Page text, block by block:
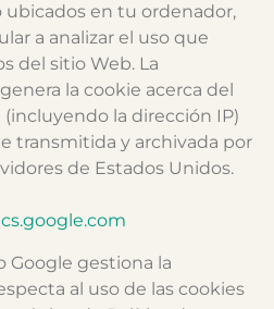
ubicados en tu ordenador,
a analizar el uso que
del sitio Web. La
la cookie acerca del
la dirección IP)
transmitida y archivada por
de Estados Unidos.
Google gestiona la
al uso de las cookies